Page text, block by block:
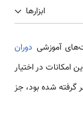
ابزارها
آموزشی دوران
امکانات در اختیار
گرفته شده بود، جز